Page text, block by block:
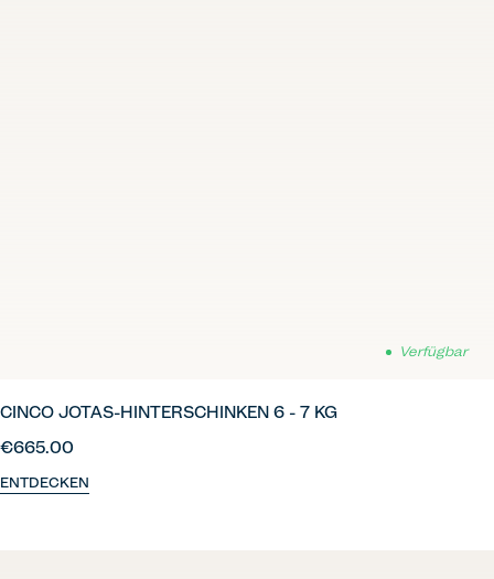
Verfügbar
CINCO JOTAS-HINTERSCHINKEN 6 - 7 KG
€665.00
ENTDECKEN